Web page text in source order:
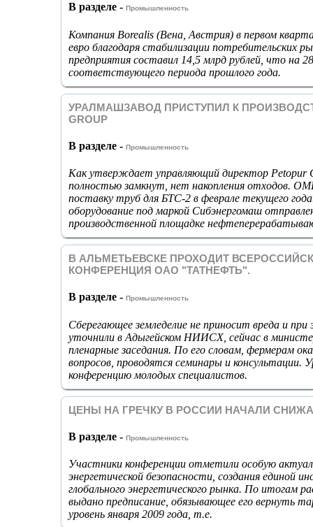
В разделе - Промышленность
Компания Borealis (Вена, Австрия) в первом
евро благодаря стабилизации потребительских
предприятия составил 14,5 млрд рублей, что на
соответствующего периода прошлого года.
УРАЛМАШЗАВОД ПРИСТУПИЛ К
GROUP
В разделе - Промышленность
Как утверждает управляющий директор
полностью замкнут, нет накопления отходов.
поставку труб для БТС-2 в феврале текущего
оборудование под маркой Сибэнергомаш
производственной площадке
В АЛЬМЕТЬЕВСКЕ ПРОХОДИТ
КОНФЕРЕНЦИЯ ОАО "ТАТНЕФТЬ".
В разделе - Промышленность
Сберегающее земледелие не приносит вреда и
уточнили в Адыгейском НИИСХ, сейчас в
пленарные заседания. По его словам, фермерам
вопросов, проводятся семинары и консультации.
конференцию молодых специалистов.
ЦЕНЫ НА ГРЕЧКУ В РОССИИ НАЧАЛИ
В разделе - Промышленность
Участники конференции отметили особую
энергетической безопасности, создания единой
глобального энергетического рынка. По итогам
выдано предписание, обязывающее его вернуть
уровень января 2009 года, т.е.